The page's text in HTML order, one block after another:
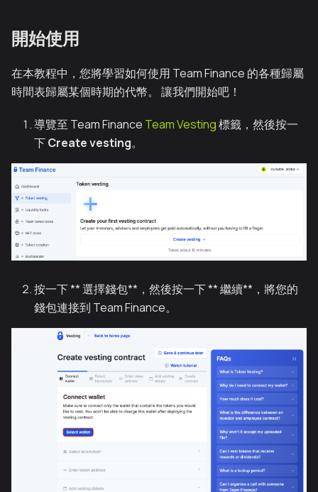
開始使用
在本教程中，您將學習如何使用 Team Finance 的各種歸屬
時間表歸屬某個時期的代幣。 讓我們開始吧！
導覽至 Team Finance Team Vesting標籤，然後按一
下Create vesting。
按一下 ** 選擇錢包**，然後按一下 ** 繼續**，將您的
錢包連接到 Team Finance。